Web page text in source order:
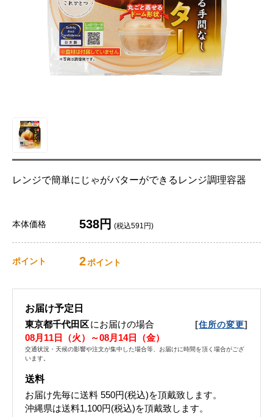
レンジで簡単にじゃがバターができるレンジ調理容器
本体価格 538円 (税込591円)
ポイント 2ポイント
お届け予定日
東京都千代田区にお届けの場合 [住所の変更]
08月11日（火）～08月14日（金）
交通状況・天候の影響や注文が集中した場合等、お届けに時間を頂く場合がござ
います。
送料
お届け先毎に送料 550円(税込)を頂戴致します。
沖縄県は送料1,100円(税込)を頂戴致します。